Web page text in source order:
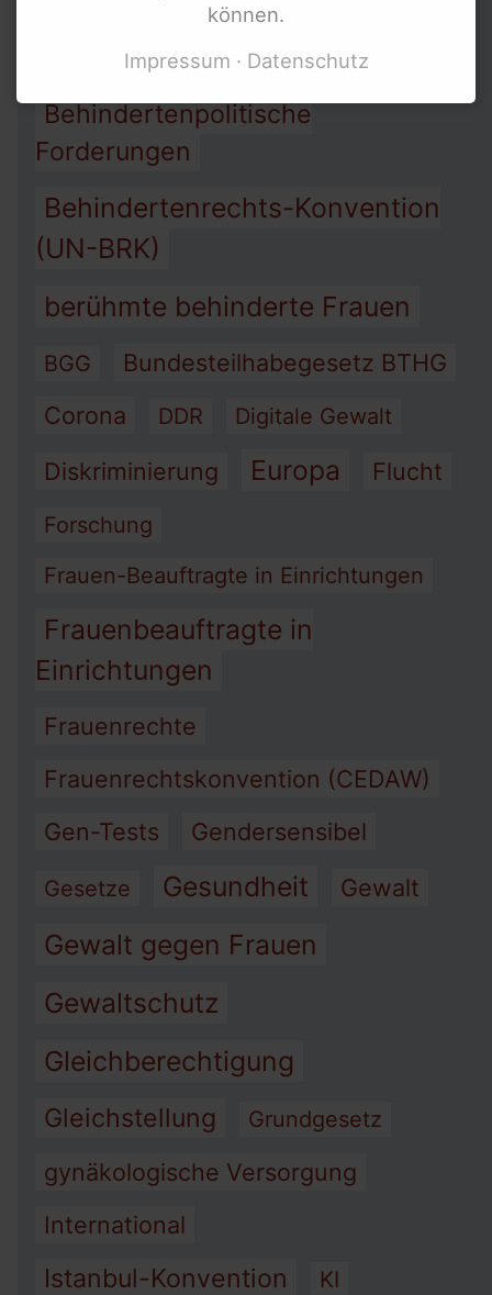
Behindertengleichstellungsgesetz
Behindertenpolitische
Forderungen
Behindertenrechts-Konvention
(UN-BRK)
berühmte behinderte Frauen
BGG
Bundesteilhabegesetz BTHG
Corona
DDR Digitale Gewalt
Diskriminierung Europa Flucht
Forschung
Frauen-Beauftragte in Einrichtungen
Frauenbeauftragte in
Einrichtungen
Frauenrechte
Frauenrechtskonvention (CEDAW)
Gen-Tests
Gendersensibel
Gesetze Gesundheit Gewalt
Gewalt gegen Frauen
Gewaltschutz
Gleichberechtigung
Gleichstellung Grundgesetz
gynäkologische Versorgung
International
Istanbul-Konvention KI
können.
Impressum
Datenschutz